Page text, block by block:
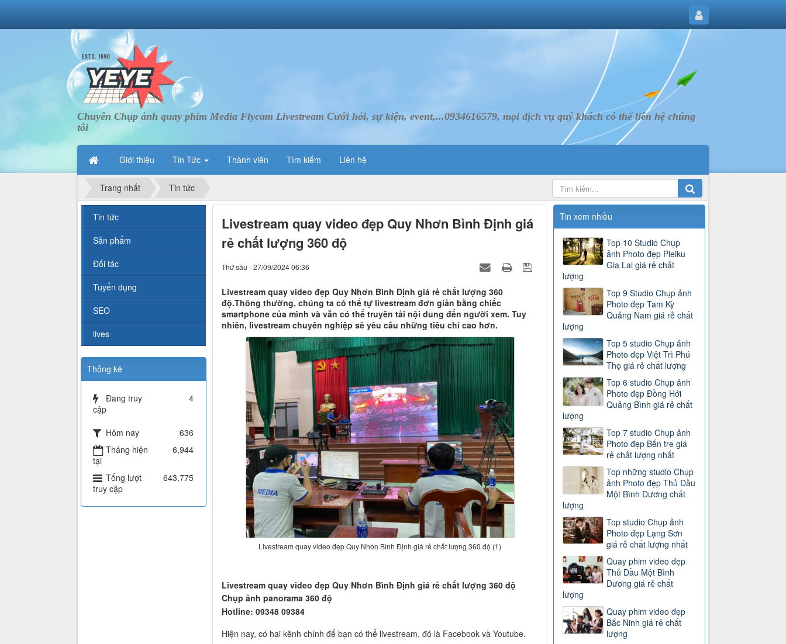
Chuyên Chụp ảnh quay phim Media Flycam Livestream Cưới hỏi, sự kiện, event,...0934616579, mọi dịch vụ quý khách có thể liên hệ chúng
tôi
Giới thiệu Tin Tức Thành viên Tìm kiếm Liên hệ
Trang nhất Tin tức
Livestream quay video đẹp Quy Nhơn Bình Định giá
rẻ chất lượng 360 độ
Thứ sáu - 27/09/2024 06:36
Livestream quay video đẹp Quy Nhơn Bình Định giá rẻ chất lượng 360
độ.Thông thường, chúng ta có thể tự livestream đơn giản bằng chiếc
smartphone của mình và vẫn có thể truyền tải nội dung đến người xem. Tuy
nhiên, livestream chuyên nghiệp sẽ yêu cầu những tiêu chí cao hơn.
Livestream quay video đẹp Quy Nhơn Bình Định giá rẻ chất lượng 360 độ (1)
Livestream quay video đẹp Quy Nhơn Bình Định giá rẻ chất lượng 360 độ
Chụp ảnh panorama 360 độ
Hotline: 09348 09384
Hiện nay, có hai kênh chính để bạn có thể livestream, đó là Facebook và Youtube.
Tin xem nhiều
Top 10 Studio Chụp
ảnh Photo đẹp Pleiku
Gia Lai giá rẻ chất
lượng
Top 9 Studio Chụp ảnh
Photo đẹp Tam Kỳ
Quảng Nam giá rẻ chất
lượng
Top 5 studio Chụp ảnh
Photo đẹp Việt Trì Phú
Thọ giá rẻ chất lượng
Top 6 studio Chụp ảnh
Photo đẹp Đồng Hới
Quảng Bình giá rẻ chất
lượng
Top 7 studio Chụp ảnh
Photo đẹp Bến tre giá
rẻ chất lượng nhất
Top những studio Chụp
ảnh Photo đẹp Thủ Dầu
Một Bình Dương chất
lượng
Top studio Chụp ảnh
Photo đẹp Lạng Sơn
giá rẻ chất lượng nhất
Quay phim video đẹp
Thủ Dầu Một Bình
Dương giá rẻ chất
lượng
Quay phim video đẹp
Bắc Ninh giá rẻ chất
lượng
Tin tức
Sản phẩm
Đối tác
Tuyển dụng
SEO
lives
Thống kê
Đang truy
cập
4
Hôm nay
636
Tháng hiện
tại
6,944
Tổng lượt
truy cập
643,775